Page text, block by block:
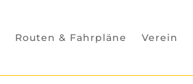
Routen & Fahrpläne Verein